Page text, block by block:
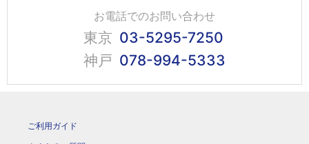
お電話でのお問い合わせ
東京 03-5295-7250
神戸 078-994-5333
ご利用ガイド